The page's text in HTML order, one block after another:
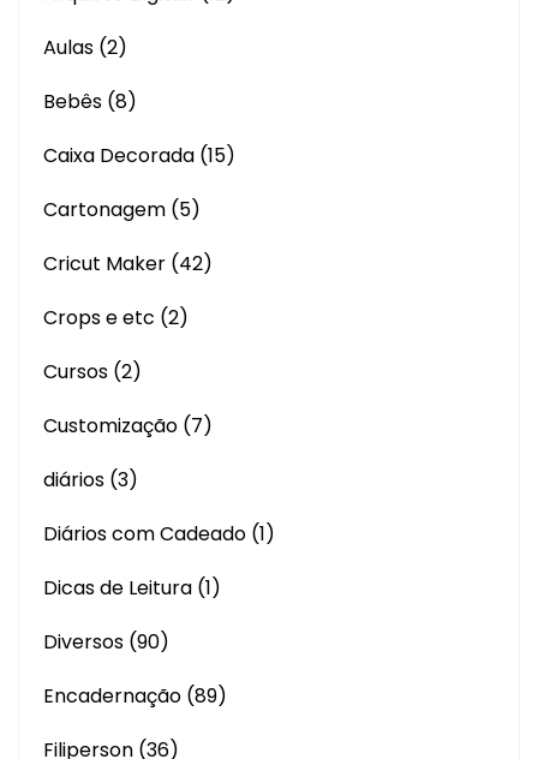
Aulas (2)
Bebês (8)
Caixa Decorada (15)
Cartonagem (5)
Cricut Maker (42)
Crops e etc (2)
Cursos (2)
Customização (7)
diários (3)
Diários com Cadeado (1)
Dicas de Leitura (1)
Diversos (90)
Encadernação (89)
Filiperson (36)